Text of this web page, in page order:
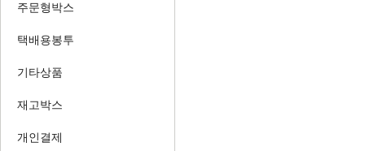
주문형박스
택배용봉투
기타상품
재고박스
개인결제